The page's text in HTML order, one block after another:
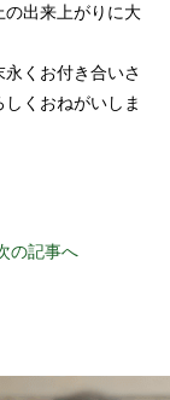
出来上がりに大
くお付き合いさ
くおねがいしま
の記事へ